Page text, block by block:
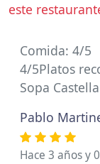
este
Comida: 4/
4/5Platos
Sopa
Pablo
Hace 3 años y